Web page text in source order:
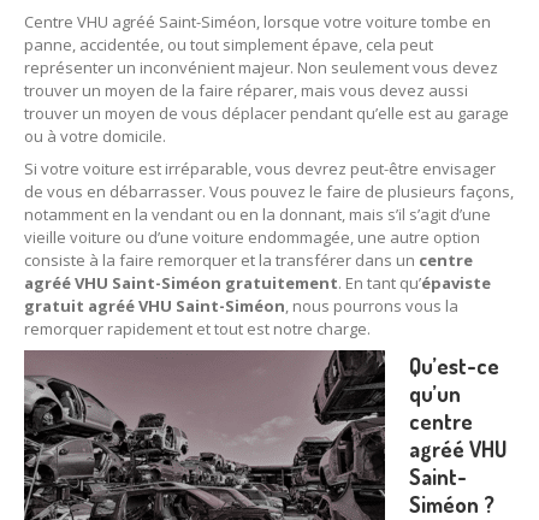
Destruction de voiture agréé
EpavisteGratuit
Rachatvoiture accidentée
Où?
75– Paris
77 – Seine-et-Marne
78– Yvelines
– Hauts-de-Seine
93– Seine-Saint-Denis
94– Val-de-Marne
95– Val d’Oise
Centre VHU agréé Saint-Siméon, lorsque votre voiture tombe en
panne, accidentée, ou tout simplement épave, cela peut
représenter un inconvénient majeur. Non seulement vous devez
trouver un moyen de la faire réparer, mais vous devez aussi
trouver un moyen de vous déplacer pendant qu’elle est au garage
ou à votre domicile.
Si votre voiture est irréparable, vous devrez peut-être envisager
de vous en débarrasser. Vous pouvez le faire de plusieurs façons,
notamment en la vendant ou en la donnant, mais s’il s’agit d’une
vieille voiture ou d’une voiture endommagée, une autre option
consiste à la faire remorquer et la transférer dans un centre
agréé VHU Saint-Siméon gratuitement. En tant qu’épaviste
gratuit agréé VHU Saint-Siméon, nous pourrons vous la
remorquer rapidement et tout est notre charge.
Qu’est-ce
qu’un
centre
agréé VHU
Saint-
Siméon ?